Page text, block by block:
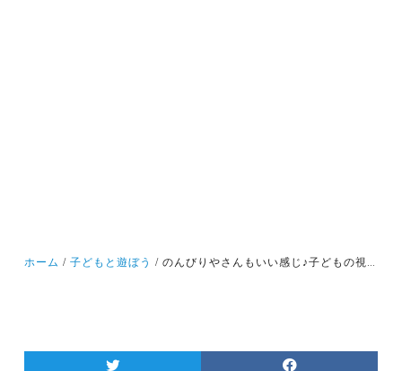
ホーム 子どもと遊ぼう のんびりやさんもいい感じ♪子どもの視点に立って、周りの景色を見てみると、いつもと違った発見があるかも！親子でゆったりとした時間を楽しもう！